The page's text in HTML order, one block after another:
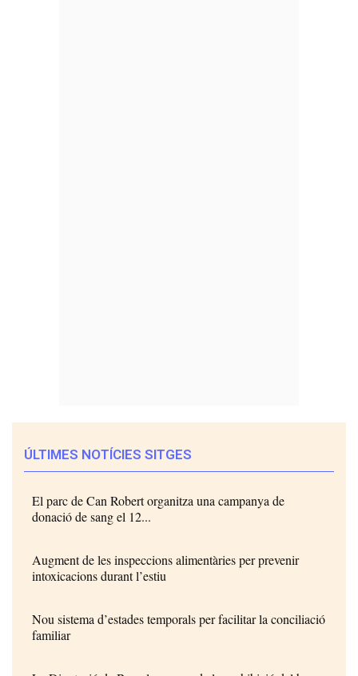
ÚLTIMES NOTÍCIES SITGES
El parc de Can Robert organitza una campanya de
donació de sang el 12...
Augment de les inspeccions alimentàries per prevenir
intoxicacions durant l’estiu
Nou sistema d’estades temporals per facilitar la conciliació
familiar